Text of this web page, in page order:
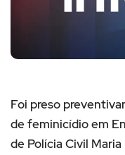
Foi preso
de feminicídio em
de Polícia Civil